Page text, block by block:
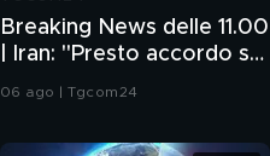
Breaking News delle 11.00
| Iran: "Presto accordo se
Usa non ci sabotano"
06 ago | Tgcom24